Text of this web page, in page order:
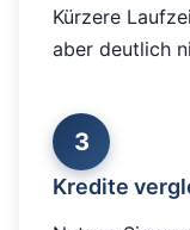
Kürzere
aber deutlich
3
Kredite